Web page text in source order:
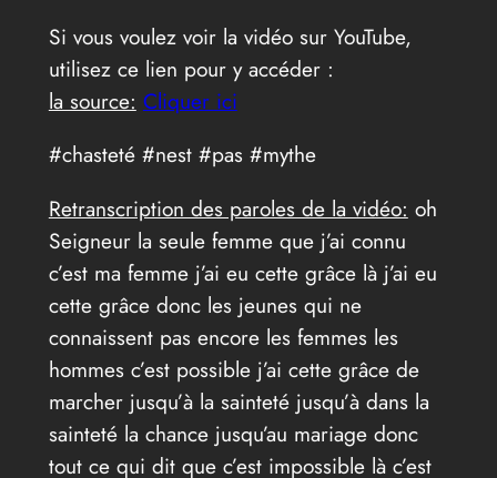
Si vous voulez voir la vidéo sur YouTube,
utilisez ce lien pour y accéder :
la source: Cliquer ici
#chasteté #nest #pas #mythe
Retranscription des paroles de la vidéo: oh
Seigneur la seule femme que j’ai connu
c’est ma femme j’ai eu cette grâce là j’ai eu
cette grâce donc les jeunes qui ne
connaissent pas encore les femmes les
hommes c’est possible j’ai cette grâce de
marcher jusqu’à la sainteté jusqu’à dans la
sainteté la chance jusqu’au mariage donc
tout ce qui dit que c’est impossible là c’est